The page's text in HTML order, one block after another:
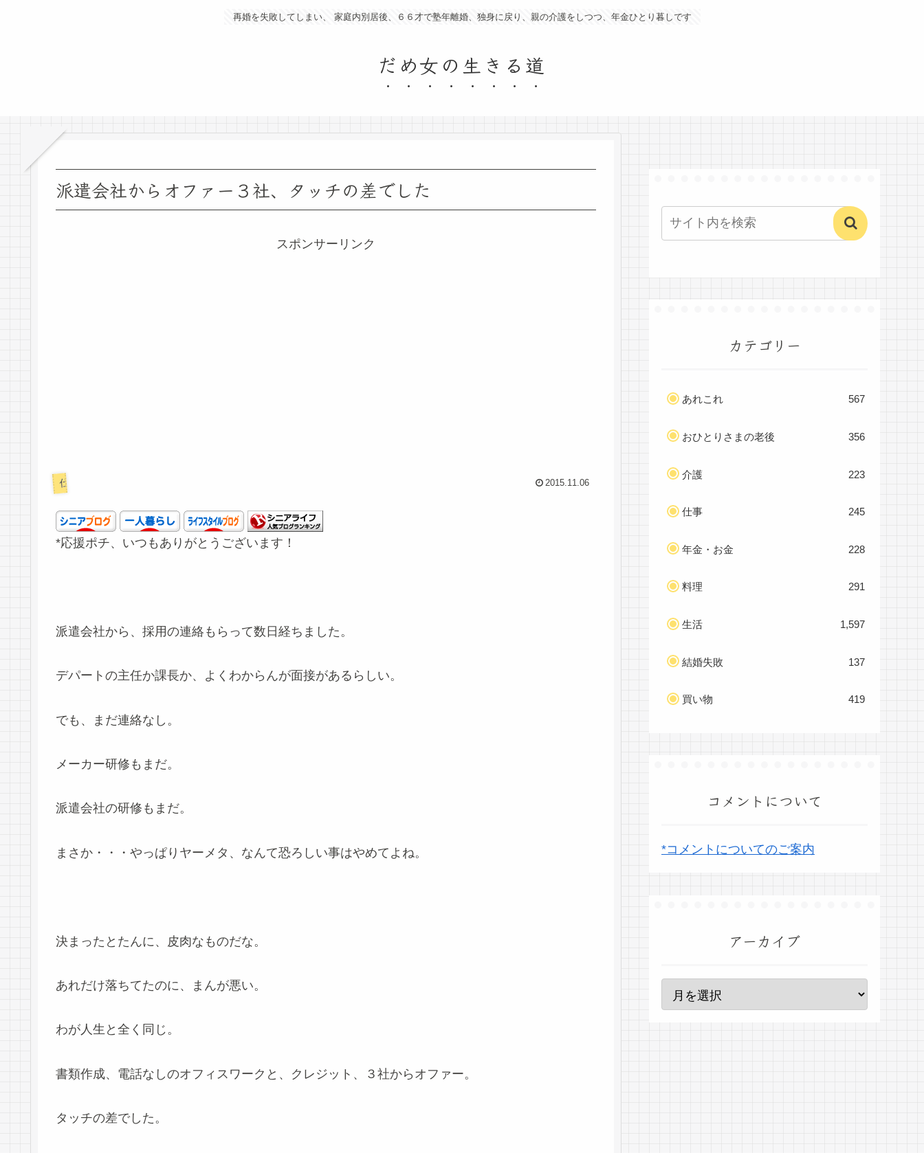
再婚を失敗してしまい、 家庭内別居後、６６才で塾年離婚、独身に戻り、親の介護をしつつ、年金ひとり暮しです
だめ女の生きる道
派遣会社からオファー３社、タッチの差でした
スポンサーリンク
仕事 2015.11.06
*応援ポチ、いつもありがとうございます！
派遣会社から、採用の連絡もらって数日経ちました。
デパートの主任か課長か、よくわからんが面接があるらしい。
でも、まだ連絡なし。
メーカー研修もまだ。
派遣会社の研修もまだ。
まさか・・・やっぱりヤーメタ、なんて恐ろしい事はやめてよね。
決まったとたんに、皮肉なものだな。
あれだけ落ちてたのに、まんが悪い。
わが人生と全く同じ。
書類作成、電話なしのオフィスワークと、クレジット、３社からオファー。
タッチの差でした。
カテゴリー
あれこれ 567
おひとりさまの老後 356
介護 223
仕事 245
年金・お金 228
料理 291
生活 1,597
結婚失敗 137
買い物 419
コメントについて
*コメントについてのご案内
アーカイブ